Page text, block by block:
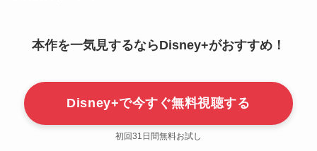
本作を一気見するならDisney+がおすすめ！
Disney+で今すぐ無料視聴する
初回31日間無料お試し